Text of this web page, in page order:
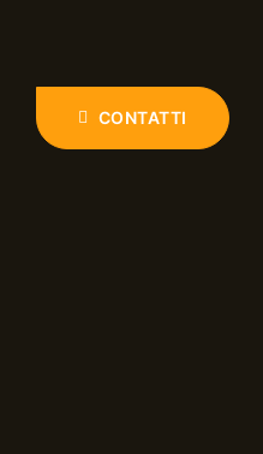
CONTATTI